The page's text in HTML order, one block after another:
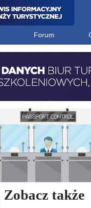
Forum
Zobacz także